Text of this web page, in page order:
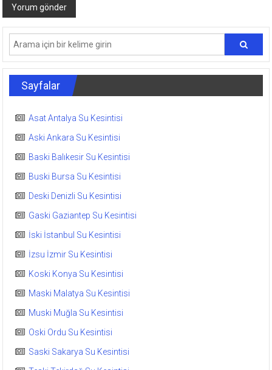
Sayfalar
Asat Antalya Su Kesintisi
Aski Ankara Su Kesintisi
Baski Balıkesir Su Kesintisi
Buski Bursa Su Kesintisi
Deski Denizli Su Kesintisi
Gaski Gaziantep Su Kesintisi
İski İstanbul Su Kesintisi
İzsu İzmir Su Kesintisi
Koski Konya Su Kesintisi
Maski Malatya Su Kesintisi
Muski Muğla Su Kesintisi
Oski Ordu Su Kesintisi
Saski Sakarya Su Kesintisi